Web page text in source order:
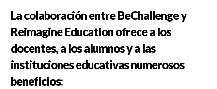
La colaboración entre BeChallenge y
Reimagine Education ofrece a los
docentes, a los alumnos y a las
instituciones educativas numerosos
beneficios: